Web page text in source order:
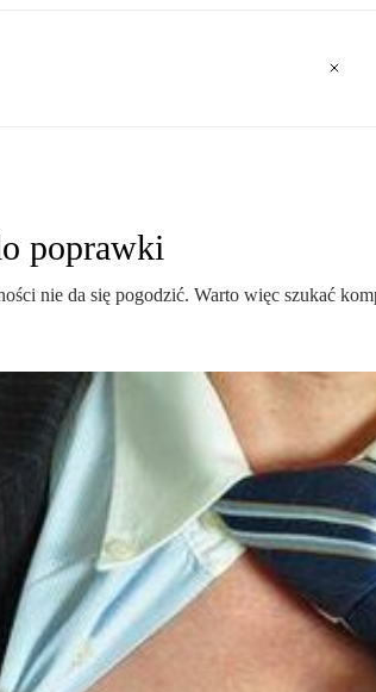
poprawki
nie da się pogodzić. Warto więc szukać